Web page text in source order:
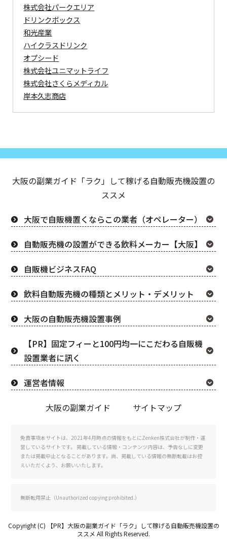
株式会社パークエリア
ドリンクボックス
和光産業
ハイクラスドリンク
オプシード
株式会社ユニマットライフ
株式会社さくらメディカル
岸本久志商店
大阪の副業ガイド「ラク」して稼げる自動販売機設置の
ススメ
大阪で自販機置くならこの業者（オペレーター）
自動販売機の設置ができる飲料メーカー【大阪】
自販機ビジネスFAQ
飲料自動販売機の種類とメリット・デメリット
大阪の自動販売機設置事例
【PR】固定フィーと100円均一にこだわる自販機
設置業者に訊く
運営者情報
大阪の副業ガイド サイトマップ
免責事項本サイトは、2021年4月時点の情報をもとにZenken株式会社が制作・運
営しているサイトです。 掲載している情報・コンテンツ内容は、予告なしに変更
または掲載中止となることがあります。尚、掲載している情報の無断転載はお控
えいただくよう、お願いいたします。
無断転用禁止（Unauthorized copying prohibited.）
Copyright (C)
【PR】大阪の副業ガイド「ラク」して稼げる自動販売機設置の
ススメ All Rights Reserved.